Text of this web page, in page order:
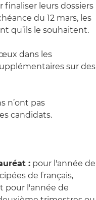
finaliser leurs dossiers
du 12 mars, les
qu’ils le souhaitent.
dans les
sur des
n’ont pas
candidats.
:pour l'année de
de français,
pour l'année de